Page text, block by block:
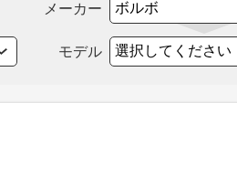
メーカー
モデル